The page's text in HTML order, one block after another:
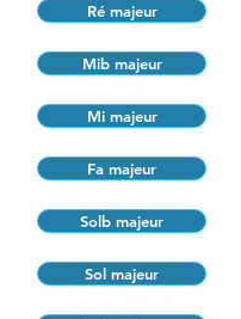
Ré majeur
Mib majeur
Mi majeur
Fa majeur
Solb majeur
Sol majeur